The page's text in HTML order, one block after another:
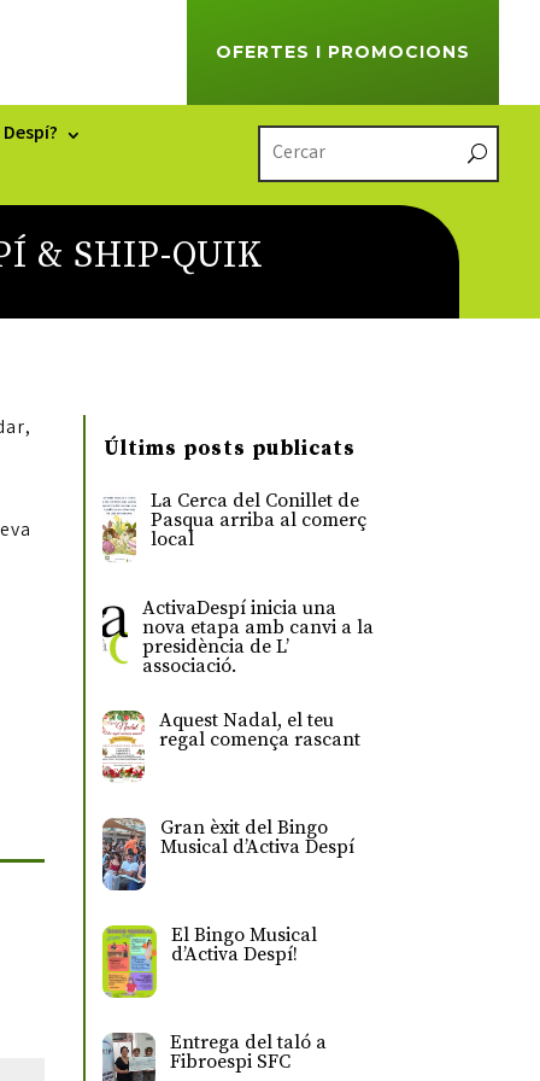
OFERTES I PROMOCIONS
& SHIP-QUIK
Últims posts publicats
La Cerca del Conillet de
Pasqua arriba al comerç
local
ActivaDespí inicia una
nova etapa amb canvi a la
presidència de L’
associació.
Aquest Nadal, el teu
regal comença rascant
Gran èxit del Bingo
Musical d’Activa Despí
El Bingo Musical
d’Activa Despí!
Entrega del taló a
Fibroespi SFC